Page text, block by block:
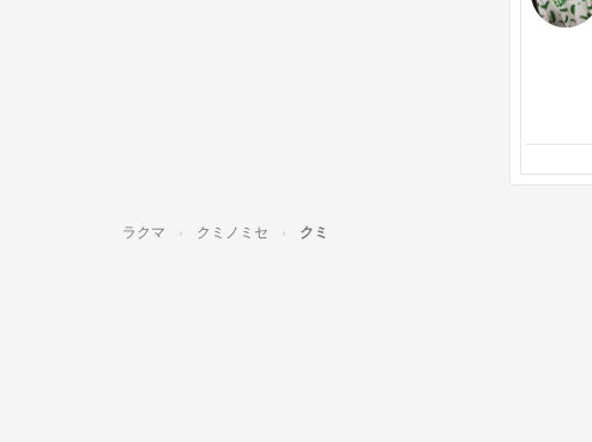
ラクマ クミノミセ クミ